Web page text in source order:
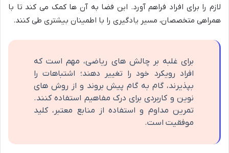
لازم را برای افراد فراهم آورد. این فضا به آن ها کمک می کند تا با
همراهی متخصصان، مسیر یادگیری را با اطمینان بیشتری طی کنند.
برای غلبه بر چالش های ریاضی، مهم است که
افراد رویکرد خود را تغییر دهند؛ اشتباهات را
بپذیرند، گام به گام پیش بروند و از روش های
نوین و کاربردی برای درک مفاهیم استفاده کنند.
تمرین مداوم و استفاده از منابع معتبر، کلید
موفقیت است.